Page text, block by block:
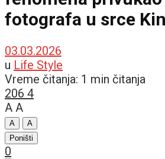
fotografa u srce
03.03.2026
u Life Style
Vreme čitanja: 1 min čitanja
206 4
A A
A
A
Poništi
0